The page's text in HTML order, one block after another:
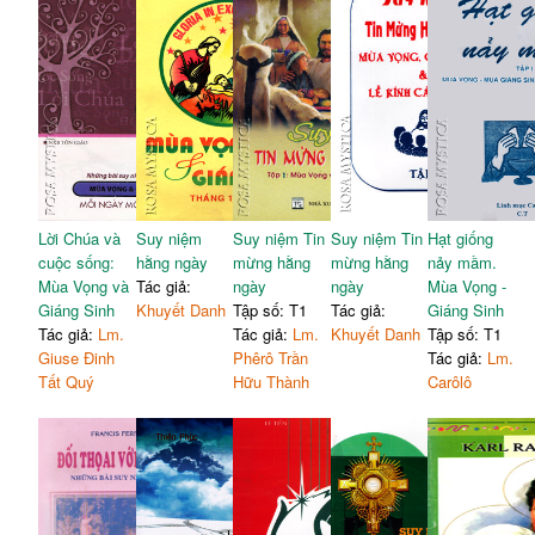
Lời Chúa và
cuộc sống:
Mùa Vọng và
Giáng Sinh
Tác giả: Lm.
Giuse Đinh
Tất Quý
Suy niệm
hằng ngày
Tác giả:
Khuyết Danh
Suy niệm Tin
mừng hằng
ngày
Tập số: T1
Tác giả: Lm.
Phêrô Trần
Hữu Thành
Suy niệm Tin
mừng hằng
ngày
Tác giả:
Khuyết Danh
Hạt giống
nảy mầm.
Mùa Vọng -
Giáng Sinh
Tập số: T1
Tác giả: Lm.
Carôlô